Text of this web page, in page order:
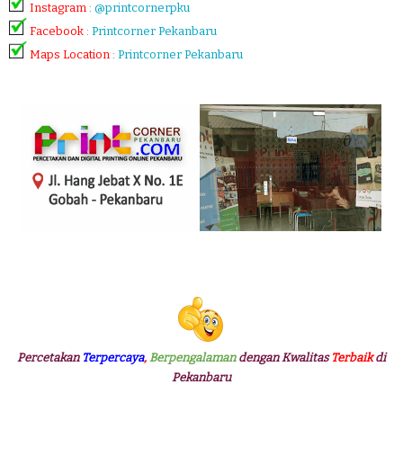
Instagram : @printcornerpku
Facebook : Printcorner Pekanbaru
Maps Location : Printcorner Pekanbaru
Percetakan Terpercaya, Berpengalamandengan Kwalitas Terbaik di
Pekanbaru